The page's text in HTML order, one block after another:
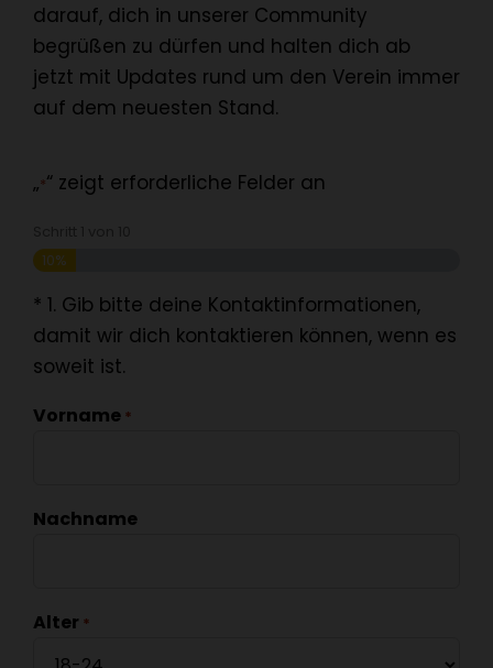
darauf, dich in unserer Community
begrüßen zu dürfen und halten dich ab
jetzt mit Updates rund um den Verein immer
auf dem neuesten Stand.
„*“ zeigt erforderliche Felder an
10%
* 1. Gib bitte deine Kontaktinformationen,
damit wir dich kontaktieren können, wenn es
soweit ist.
Vorname *
Nachname
Alter *